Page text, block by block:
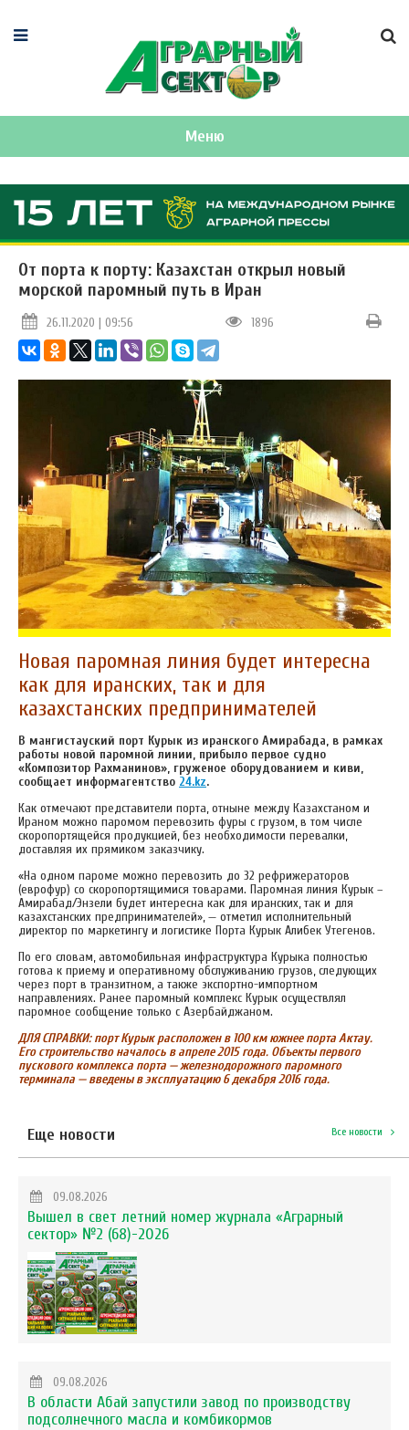
Меню
От порта к порту: Казахстан открыл новый
морской паромный путь в Иран
26.11.2020 | 09:56 1896
Новая паромная линия будет интересна
как для иранских, так и для
казахстанских предпринимателей
В мангистауский порт Курык из иранского Амирабада, в рамках
работы новой паромной линии, прибыло первое судно
«Композитор Рахманинов», груженое оборудованием и киви,
сообщает информагентство 24.kz.
Как отмечают представители порта, отныне между Казахстаном и
Ираном можно паромом перевозить фуры с грузом, в том числе
скоропортящейся продукцией, без необходимости перевалки,
доставляя их прямиком заказчику.
«На одном пароме можно перевозить до 32 рефрижераторов
(еврофур) со скоропортящимися товарами. Паромная линия Курык –
Амирабад/Энзели будет интересна как для иранских, так и для
казахстанских предпринимателей», — отметил исполнительный
директор по маркетингу и логистике Порта Курык Алибек Утегенов.
По его словам, автомобильная инфраструктура Курыка полностью
готова к приему и оперативному обслуживанию грузов, следующих
через порт в транзитном, а также экспортно-импортном
направлениях. Ранее паромный комплекс Курык осуществлял
паромное сообщение только с Азербайджаном.
ДЛЯ СПРАВКИ: порт Курык расположен в 100 км южнее порта Актау.
Его строительство началось в апреле 2015 года. Объекты первого
пускового комплекса порта — железнодорожного паромного
терминала — введены в эксплуатацию 6 декабря 2016 года.
Еще новости Все новости
09.08.2026
Вышел в свет летний номер журнала «Аграрный
сектор» №2 (68)-2026
09.08.2026
В области Абай запустили завод по производству
подсолнечного масла и комбикормов